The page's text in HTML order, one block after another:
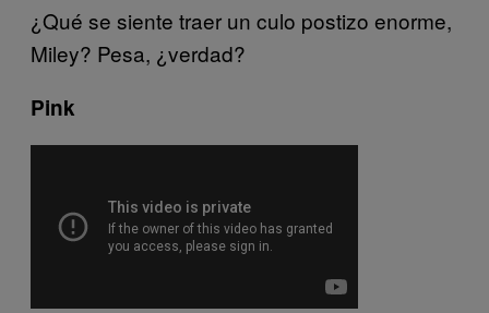
¿Qué se siente traer un culo postizo enorme,
Miley? Pesa, ¿verdad?
Pink